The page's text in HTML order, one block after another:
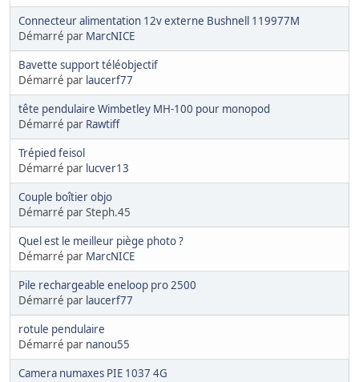
Connecteur alimentation 12v externe Bushnell 119977M
Démarré par MarcNICE
Bavette support téléobjectif
Démarré par laucerf77
tête pendulaire Wimbetley MH-100 pour monopod
Démarré par Rawtiff
Trépied feisol
Démarré par lucver13
Couple boîtier objo
Démarré par Steph.45
Quel est le meilleur piège photo ?
Démarré par MarcNICE
Pile rechargeable eneloop pro 2500
Démarré par laucerf77
rotule pendulaire
Démarré par nanou55
Camera numaxes PIE 1037 4G